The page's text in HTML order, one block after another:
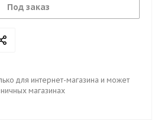
Под заказ
для интернет-магазина и может
магазинах